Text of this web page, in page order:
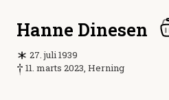
Hanne Dinesen
27. juli 1939
11. marts 2023, Herning